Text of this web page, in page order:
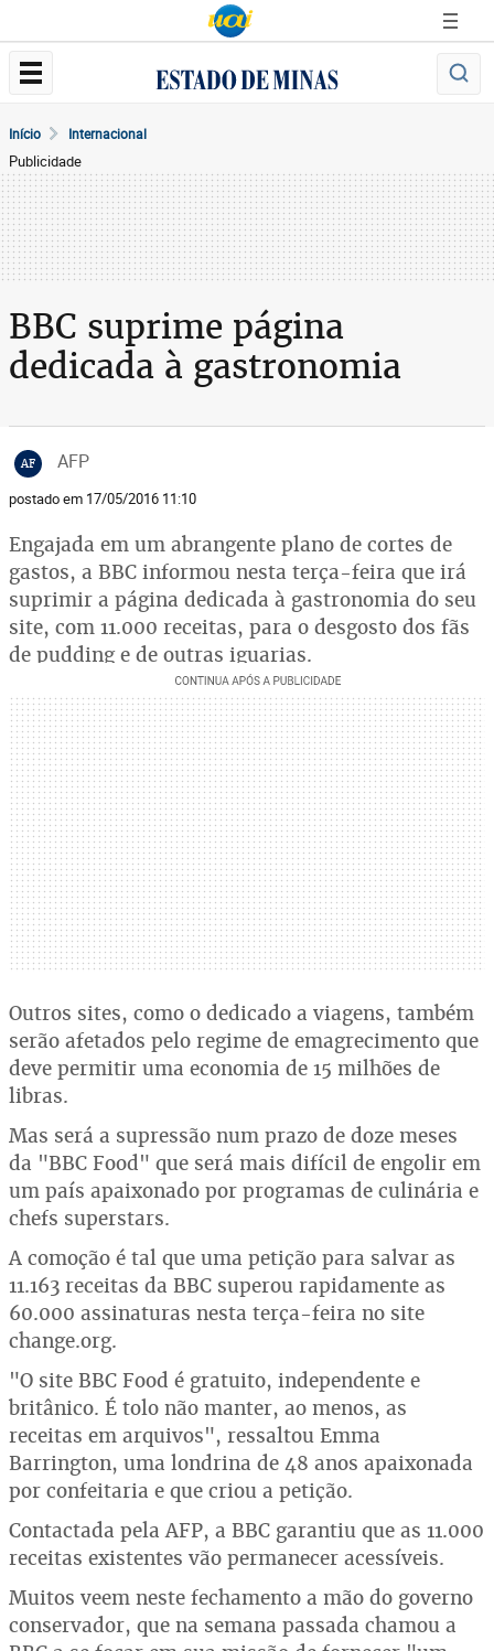
Início Internacional
Publicidade
BBC suprime página
dedicada à gastronomia
AF AFP
postado em 17/05/2016 11:10
Engajada em um abrangente plano de cortes de
gastos, a BBC informou nesta terça-feira que irá
suprimir a página dedicada à gastronomia do seu
site, com 11.000 receitas, para o desgosto dos fãs
de pudding e de outras iguarias.
Outros sites, como o dedicado a viagens, também
serão afetados pelo regime de emagrecimento que
deve permitir uma economia de 15 milhões de
libras.
Mas será a supressão num prazo de doze meses
da "BBC Food" que será mais difícil de engolir em
um país apaixonado por programas de culinária e
chefs superstars.
A comoção é tal que uma petição para salvar as
11.163 receitas da BBC superou rapidamente as
60.000 assinaturas nesta terça-feira no site
change.org.
"O site BBC Food é gratuito, independente e
britânico. É tolo não manter, ao menos, as
receitas em arquivos", ressaltou Emma
Barrington, uma londrina de 48 anos apaixonada
por confeitaria e que criou a petição.
Contactada pela AFP, a BBC garantiu que as 11.000
receitas existentes vão permanecer acessíveis.
Muitos veem neste fechamento a mão do governo
conservador, que na semana passada chamou a